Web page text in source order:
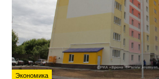
Экономика